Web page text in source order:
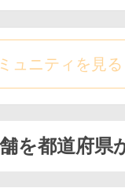
ュニティを見る
を都道府県